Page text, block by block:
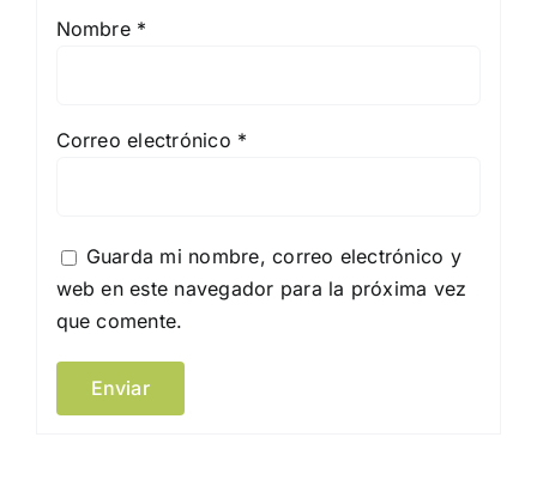
Nombre *
Correo electrónico *
Guarda mi nombre, correo electrónico y
web en este navegador para la próxima vez
que comente.